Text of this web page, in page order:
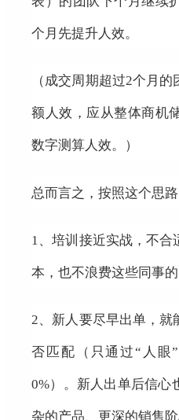
个月先提升人效。
（成交周期超过2个月
额人效，应从整体商机
数字测算人效。）
总而言之，按照这个思
1、培训接近实战，不合
本，也不浪费这些同事的
2、 新人要尽早出单，就
否匹配（只通过“人眼
0%）。新人出单后信心
杂的产品、更深的销售